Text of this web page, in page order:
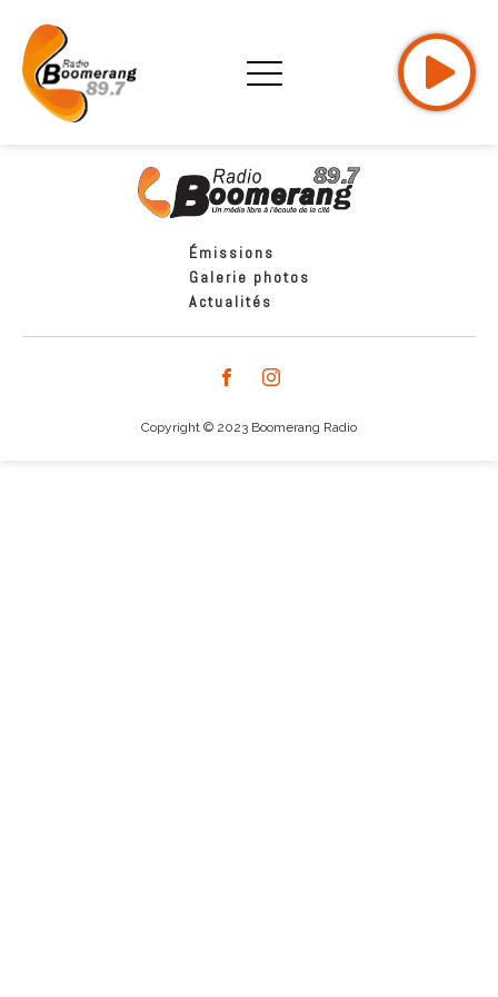
Émissions
Galerie photos
Actualités
Copyright © 2023 Boomerang Radio